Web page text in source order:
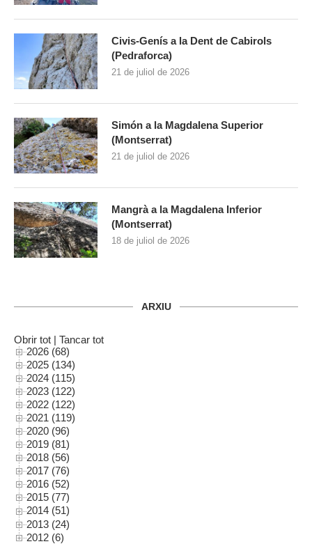
Civis-Genís a la Dent de Cabirols
(Pedraforca)
21 de juliol de 2026
Simón a la Magdalena Superior
(Montserrat)
21 de juliol de 2026
Mangrà a la Magdalena Inferior
(Montserrat)
18 de juliol de 2026
ARXIU
Obrir tot | Tancar tot
2026 (68)
2025 (134)
2024 (115)
2023 (122)
2022 (122)
2021 (119)
2020 (96)
2019 (81)
2018 (56)
2017 (76)
2016 (52)
2015 (77)
2014 (51)
2013 (24)
2012 (6)